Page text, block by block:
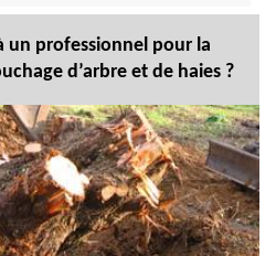
un professionnel pour la
d’arbre et de haies ?